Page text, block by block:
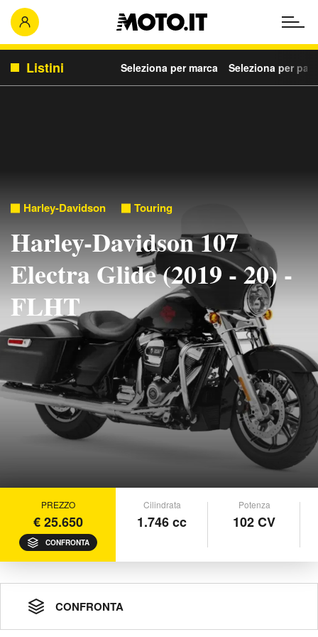
Listini Seleziona per marca Seleziona per
Harley-Davidson Touring
Harley-Davidson 107
Electra Glide (2019 - 20) -
FLHT
PREZZO
€ 25.650
CONFRONTA
Cilindrata
1.746 cc
Potenza
102 CV
CONFRONTA